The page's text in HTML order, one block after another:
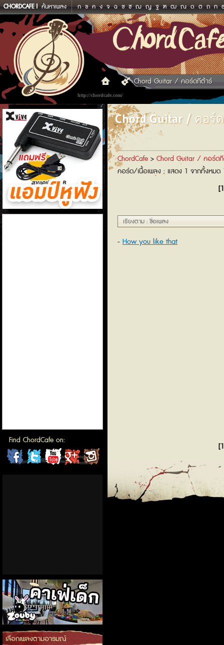
CHORDCAFE ค้นหาเพลง ก ข ค ง จ ฉ ช ซ ฌ ญ ฐ ฑ ฒ ณ ด ต ถ ท
http://chordcafe.com/
Chord Guitar / คอร์ดกีต้าร์
แอมป์หูฟัง
Find ChordCafe on:
ChordCafeChordCafeChordCafeChordCafe
คาเฟ่เด็กลำลูกกา
เลือกเพลงตามอารมณ์
Chord Guitar / คอร์
ChordCafe > Chord Guitar / คอร์ด
คอร์ด/เนื้อเพลง : แสดง 1 จากทั้งหมด
เรียงตาม : ชื่อเพลง
How you like that